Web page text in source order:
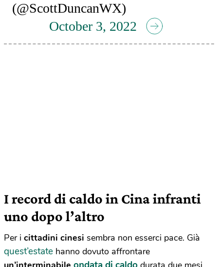
(@ScottDuncanWX)
October 3, 2022
I record di caldo in Cina infranti
uno dopo l’altro
Per i cittadini cinesi sembra non esserci pace. Già
quest’estate hanno dovuto affrontare